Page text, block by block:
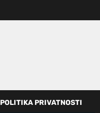
POLITIKA PRIVATNOSTI